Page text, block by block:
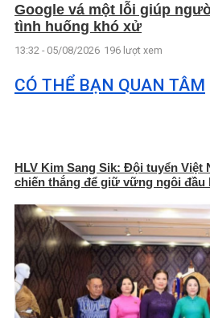
Google vá một lỗi giúp
tình huống khó xử
13:32 - 05/08/2026 196 lượt xem
CÓ THỂ BẠN QUAN TÂM
HLV Kim Sang Sik: Đội tuyển Việt
chiến thắng để giữ vững ngôi đầu